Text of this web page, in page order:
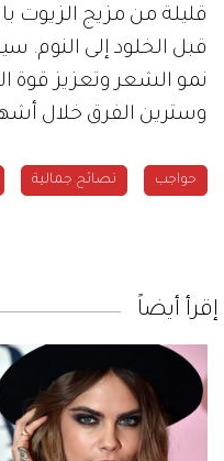
قليلة من مزيج الزيوت
قبل الخلود إلى النوم.
نمو الشعر وتعزيز قوة
وسترين الفرق خلال
حواجب نصائح جمالية
إقرأ أيضاً